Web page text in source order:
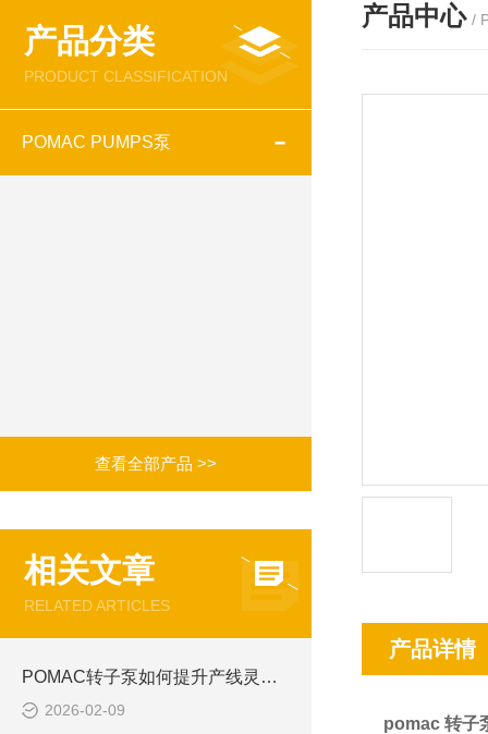
产品分类
PRODUCT CLASSIFICATION
POMAC PUMPS泵
查看全部产品 >>
相关文章
RELATED ARTICLES
POMAC转子泵如何提升产线灵活性与维护效率
2026-02-09
产品中心 /
产品详情
pomac 转子